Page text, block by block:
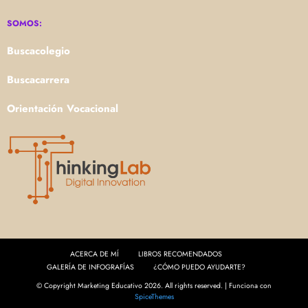
SOMOS:
Buscacolegio
Buscacarrera
Orientación Vocacional
ACERCA DE MÍ
LIBROS RECOMENDADOS
GALERÍA DE INFOGRAFÍAS
¿CÓMO PUEDO AYUDARTE?
© Copyright Marketing Educativo 2026. All rights reserved. | Funciona con
SpiceThemes